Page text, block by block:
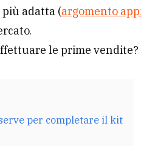
adatta (argomento
le prime vendite?
per completare il kit